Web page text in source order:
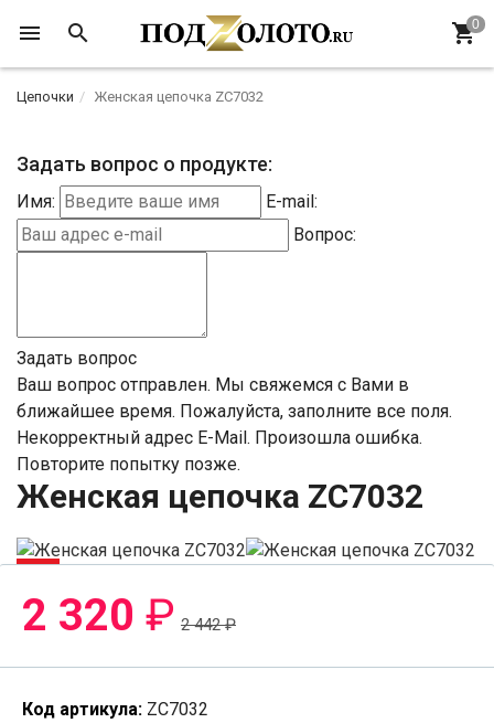
Цепочки Женская цепочка ZC7032
Задать вопрос о продукте:
Имя:
E-mail:
Вопрос:
Задать вопрос
Ваш вопрос отправлен. Мы свяжемся с Вами в
ближайшее время. Пожалуйста, заполните все поля.
Некорректный адрес E-Mail. Произошла ошибка.
Повторите попытку позже.
Женская цепочка ZC7032
-5%
2 320 ₽ 2 442₽
Код артикула: ZC7032